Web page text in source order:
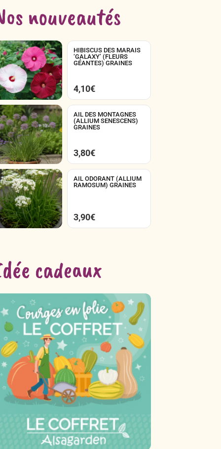
nouveautés
HIBISCUS DES MARAIS
‘GALAXY’ (FLEURS
GÉANTES) GRAINES
4,10€
AIL DES MONTAGNES
(ALLIUM SENESCENS)
GRAINES
3,80€
AIL ODORANT (ALLIUM
RAMOSUM) GRAINES
3,90€
cadeaux